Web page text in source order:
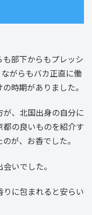
部下からもプレッシ
がらもバカ正直に働
時期がありました。
、北国出身の自分に
都の良いものを紹介す
が、お香でした。
いでした。
に包まれると安らい